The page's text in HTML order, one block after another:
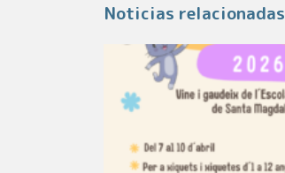
Noticias relacionadas